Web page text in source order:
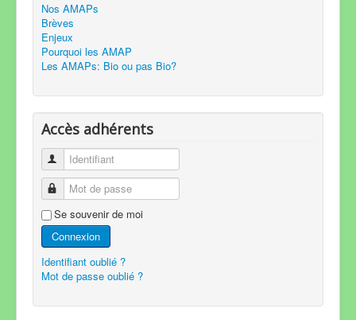
Nos AMAPs
Brèves
Enjeux
Pourquoi les AMAP
Les AMAPs: Bio ou pas Bio?
Accès adhérents
Identifiant
Mot de passe
Se souvenir de moi
Connexion
Identifiant oublié ?
Mot de passe oublié ?